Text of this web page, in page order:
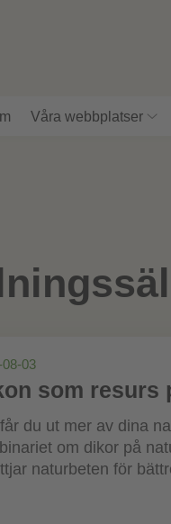
Våra webbplatser
08-03
som resurs
du ut mer av dina
om dikor på
naturbeten för